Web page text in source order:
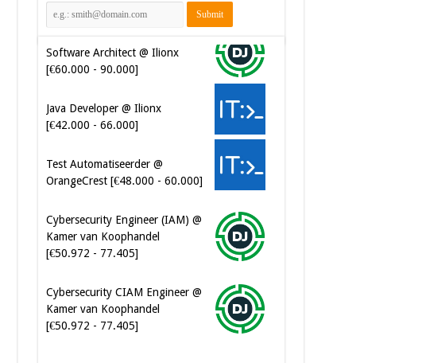
Software Architect @ Ilionx
[€60.000 - 90.000]
Java Developer @ Ilionx
[€42.000 - 66.000]
Test Automatiseerder @
OrangeCrest [€48.000 - 60.000]
Cybersecurity Engineer (IAM) @
Kamer van Koophandel
[€50.972 - 77.405]
Cybersecurity CIAM Engineer @
Kamer van Koophandel
[€50.972 - 77.405]